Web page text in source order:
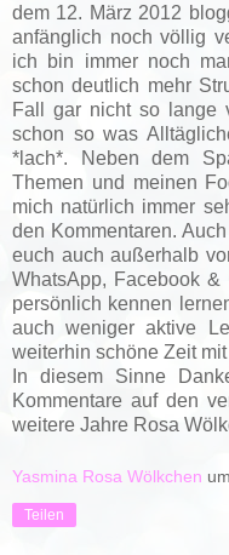
dem 12. März 2012
anfänglich noch völlig
ich bin immer noch
schon deutlich mehr
Fall gar nicht so lange
schon so was
*lach*. Neben dem
Themen und meinen
mich natürlich immer
den Kommentaren.
euch auch außerhalb
WhatsApp, Facebook
persönlich kennen
auch weniger aktive
weiterhin schöne Zeit
In diesem Sinne
Kommentare auf den
weitere Jahre Rosa
Yasmina Rosa Wölkchen um
Teilen